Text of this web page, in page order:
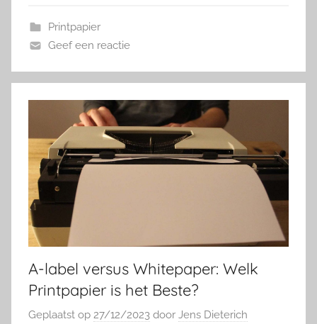
Printpapier
Geef een reactie
A-label versus Whitepaper: Welk
Printpapier is het Beste?
Geplaatst op 27/12/2023 door Jens Dieterich